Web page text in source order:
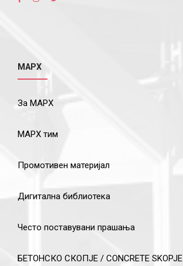
МАРХ
За МАРХ
МАРХ тим
Промотивен материјал
Дигитална библиотека
Често поставувани прашања
БЕТОНСКО СКОПЈЕ / CONCRETE SKOPJE